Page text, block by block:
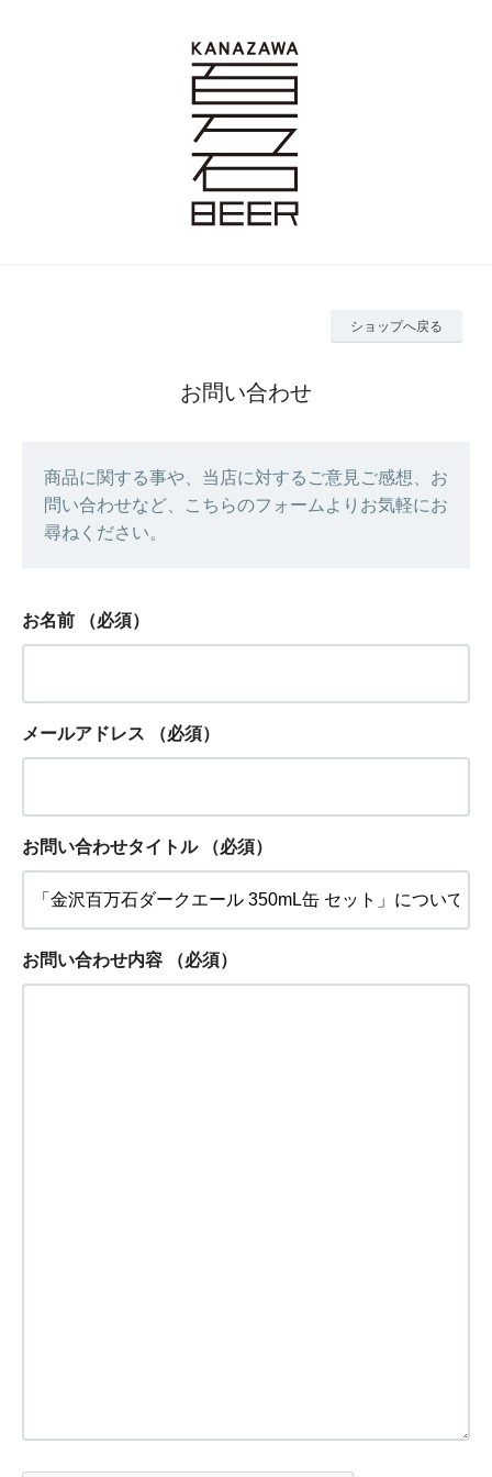
ショップへ戻る
お問い合わせ
商品に関する事や、当店に対するご意見ご感想、お
問い合わせなど、こちらのフォームよりお気軽にお
尋ねください。
お名前 （必須）
メールアドレス （必須）
お問い合わせタイトル （必須）
お問い合わせ内容 （必須）